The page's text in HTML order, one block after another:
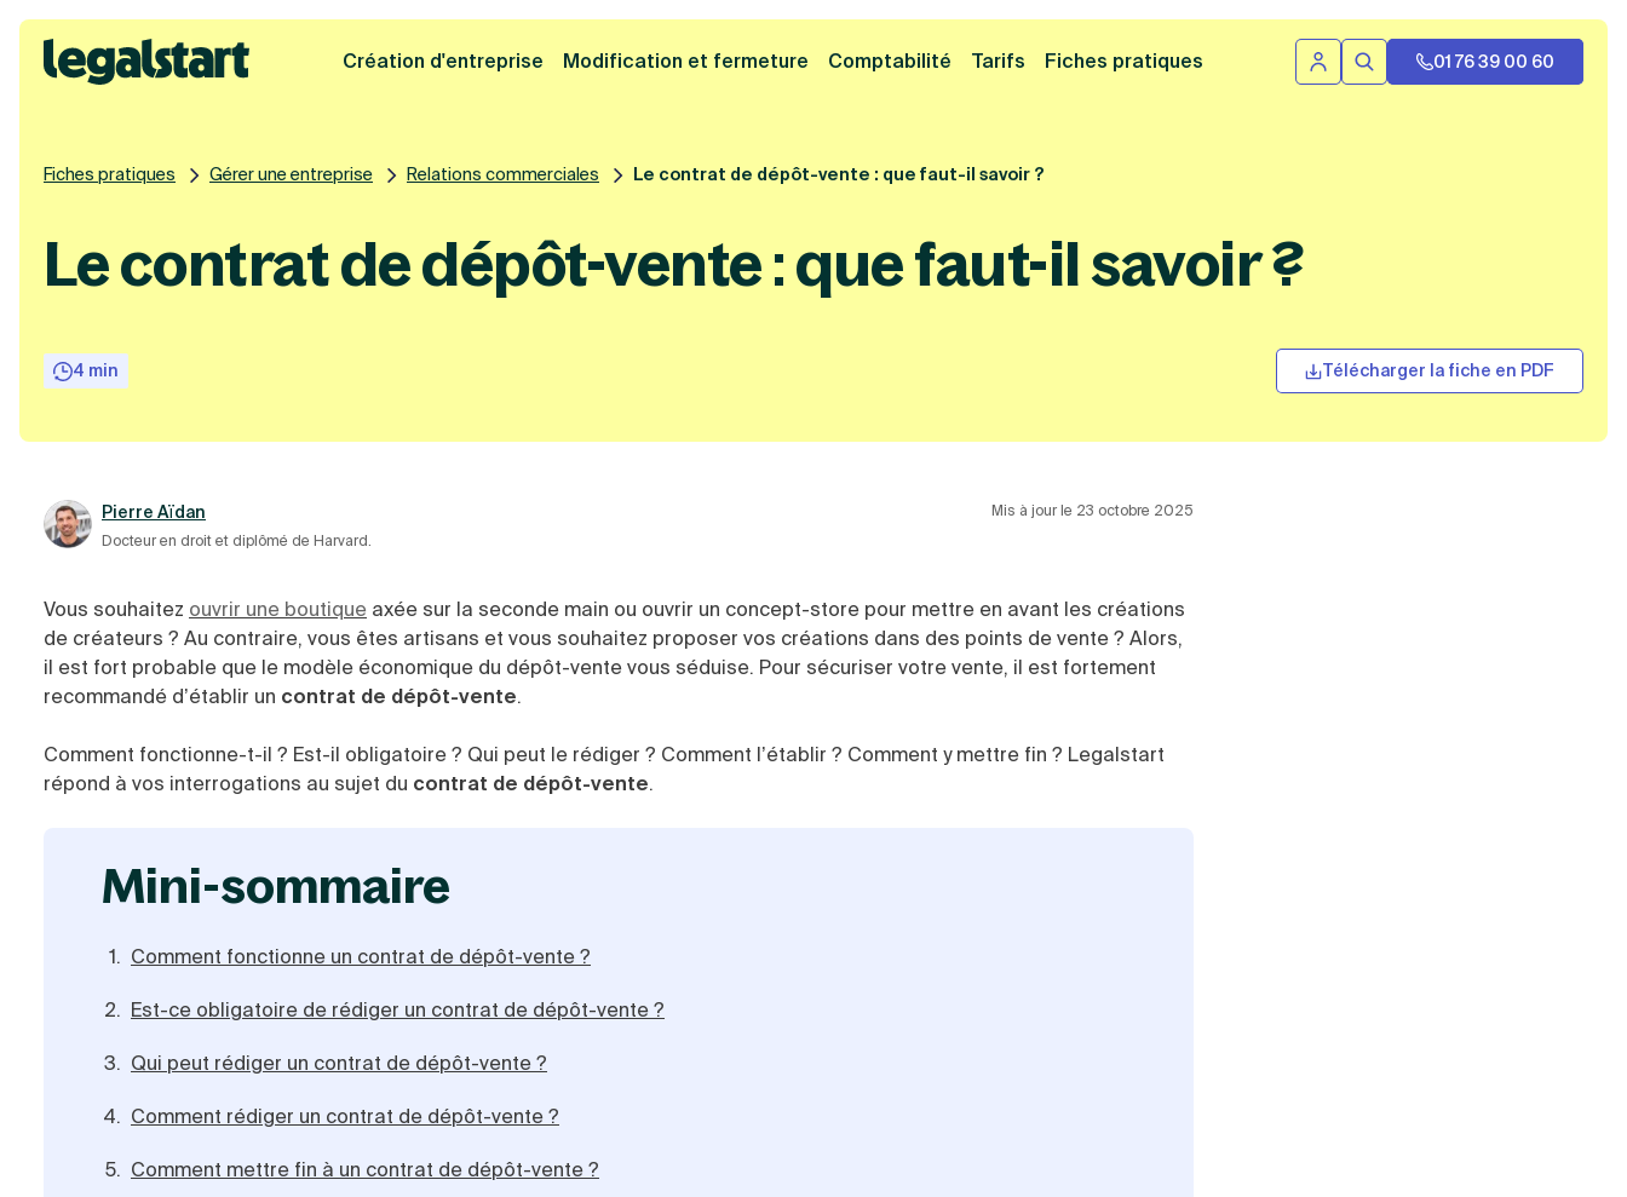
Cliquez ici pour reprendre votre démarche Fermer la bannière
Legalstart
Création d'entreprise Modification et fermeture Comptabilité Tarifs Fiches pratiques Se connecter
Rechercher01 76 39 00 60
Fiches pratiques Gérer une entreprise Relations commerciales Le contrat de dépôt-vente : que faut-il savoir ?
Le contrat de dépôt-vente : que faut-il savoir ?
4 min Télécharger la fiche en PDF
Pierre Aïdan
Docteur en droit et diplômé de Harvard.
Mis à jour le 23 octobre 2025
Vous souhaitez ouvrir une boutique axée sur la seconde main ou ouvrir un concept-store pour mettre en avant les créations
de créateurs ? Au contraire, vous êtes artisans et vous souhaitez proposer vos créations dans des points de vente ? Alors,
il est fort probable que le modèle économique du dépôt-vente vous séduise. Pour sécuriser votre vente, il est fortement
recommandé d’établir un contrat de dépôt-vente.
Comment fonctionne-t-il ? Est-il obligatoire ? Qui peut le rédiger ? Comment l’établir ? Comment y mettre fin ? Legalstart
répond à vos interrogations au sujet du contrat de dépôt-vente.
mini-sommaire
Comment fonctionne un contrat de dépôt-vente ?
Est-ce obligatoire de rédiger un contrat de dépôt-vente ?
Qui peut rédiger un contrat de dépôt-vente ?
Comment rédiger un contrat de dépôt-vente ?
Comment mettre fin à un contrat de dépôt-vente ?